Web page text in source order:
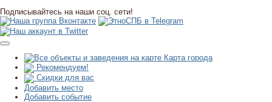
Подписывайтесь на наши соц. сети!
Карта города
Рекомендуем!
Скидки для вас
Добавить место
Добавить событие